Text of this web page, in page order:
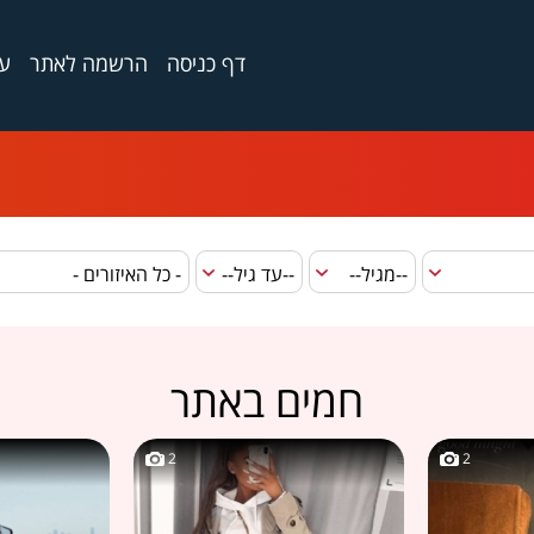
דף כניסה הרשמה לאתר
חמים באתר
2 2